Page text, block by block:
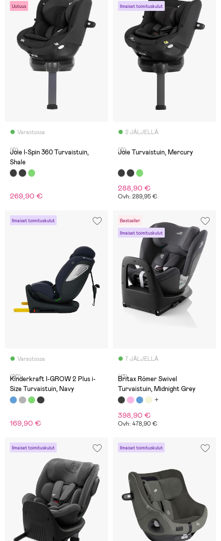
Uutuus
Varastossa
(0)
Joie I-Spin 360 Turvaistuin,
Shale
269,90 €
Ilmaiset toimituskulut
2 JÄLJELLÄ
(0) Joie Turvaistuin, Mercury
288,90 €
Ovh: 289,95 €
Ilmaiset toimituskulut
Varastossa
(20)
Kinderkraft I-GROW 2 Plus i-
Size Turvaistuin, Navy
169,90 €
Bestseller
Ilmaiset toimituskulut
7 JÄLJELLÄ
(13)
Britax Römer Swivel
Turvaistuin, Midnight Grey
398,90 €
Ovh: 478,90 €
Ilmaiset toimituskulut Ilmaiset toimituskulut